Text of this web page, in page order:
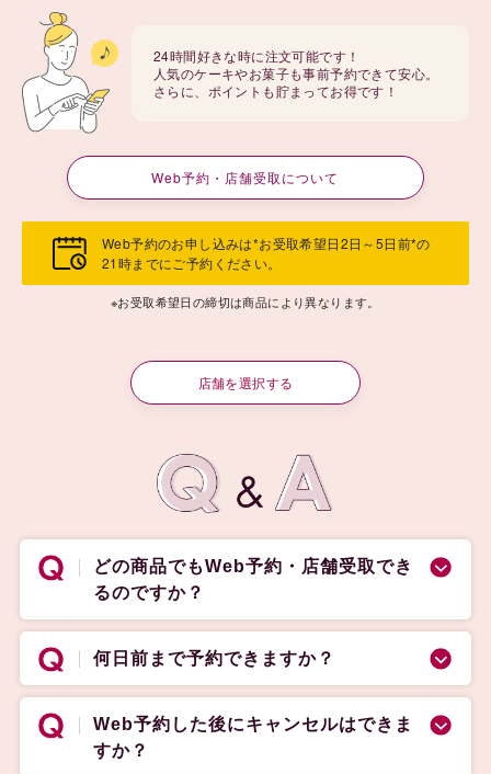
24時間好きな時に注文可能です！
人気のケーキやお菓子も事前予約できて安心。
さらに、ポイントも貯まってお得です！
Web予約・店舗受取について
Web予約のお申し込みは*お受取希望日2日～5日前*の
21時までにご予約ください。
※お受取希望日の締切は商品により異なります。
店舗を選択する
どの商品でもWeb予約・店舗受取でき
るのですか？
何日前まで予約できますか？
Web予約した後にキャンセルはできま
すか？